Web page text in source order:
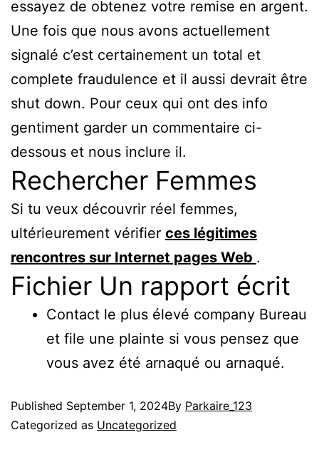
essayez de obtenez votre remise en argent.
Une fois que nous avons actuellement
signalé c’est certainement un total et
complete fraudulence et il aussi devrait être
shut down. Pour ceux qui ont des info
gentiment garder un commentaire ci-
dessous et nous inclure il.
Rechercher Femmes
Si tu veux découvrir réel femmes,
ultérieurement vérifier ces légitimes
rencontres sur Internet pages Web .
Fichier Un rapport écrit
Contact le plus élevé company Bureau
et file une plainte si vous pensez que
vous avez été arnaqué ou arnaqué.
Published September 1, 2024By Parkaire_123
Categorized as Uncategorized